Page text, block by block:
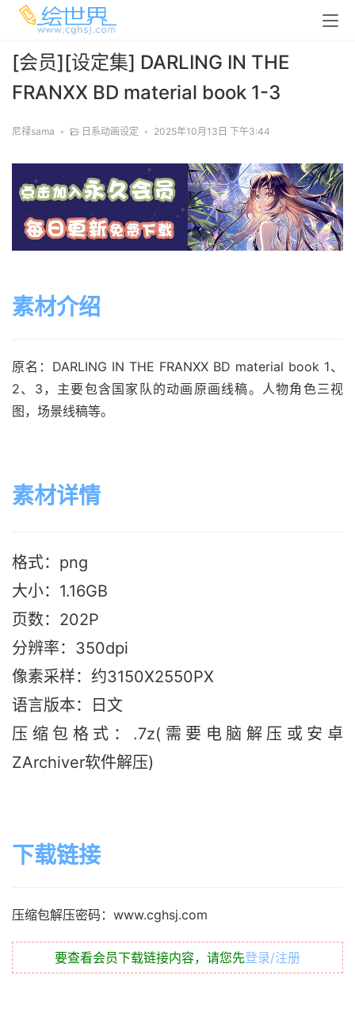
[会员][设定集] DARLING IN THE
FRANXX BD material book 1-3
尼禄sama • 日系动画设定 • 2025年10月13日 下午3:44
素材介绍
原名：DARLING IN THE FRANXX BD material book 1、
2、3，主要包含国家队的动画原画线稿。人物角色三视
图，场景线稿等。
素材详情
格式：png
大小：1.16GB
页数：202P
分辨率：350dpi
像素采样：约3150X2550PX
语言版本：日文
压缩包格式：.7z(需要电脑解压或安卓
ZArchiver软件解压)
下载链接
压缩包解压密码：www.cghsj.com
要查看会员下载链接内容，请您先登录/注册